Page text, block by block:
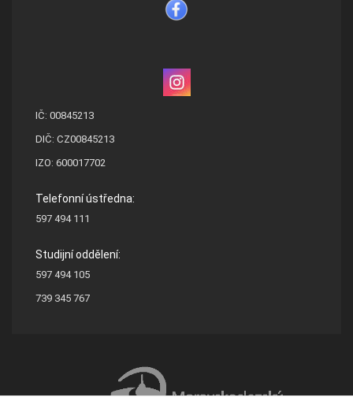
IČ: 00845213
DIČ: CZ00845213
IZO: 600017702
Telefonní ústředna:
597 494 111
Studijní oddělení:
597 494 105
739 345 767